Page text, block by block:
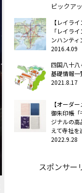
ピックア
【レイラ
「レイラ
ンハンティ
2016.4.09
四国八十八
基礎情報一
2021.8.17
【オーダ
御朱印帳「
ジナルの
えて寺社
2022.9.28
スポンサー